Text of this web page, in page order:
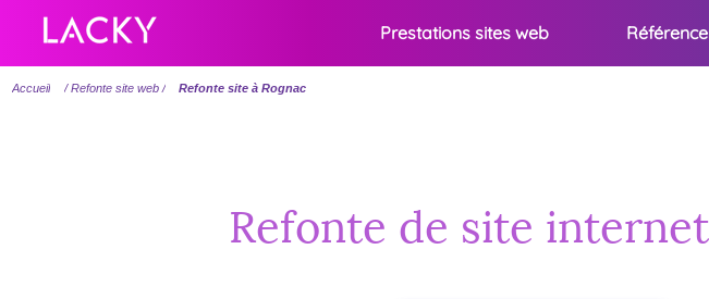
Prestations sites web
Accueil / Refonte site web / Refonte site à Rognac
Refonte de site